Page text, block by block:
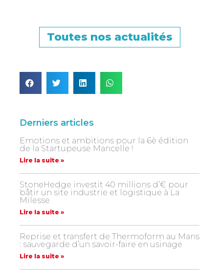
Toutes nos actualités
Derniers articles
Emotions et ambitions pour la 6è édition
de la Startupeuse Mancelle !
Lire la suite »
StoneHedge investit 40 millions d’€ pour
bâtir un site industrie et logistique à La
Milesse
Lire la suite »
Reprise et transfert de Thermoform au Mans
: sauvegarde d’un savoir-faire en usinage
Lire la suite »